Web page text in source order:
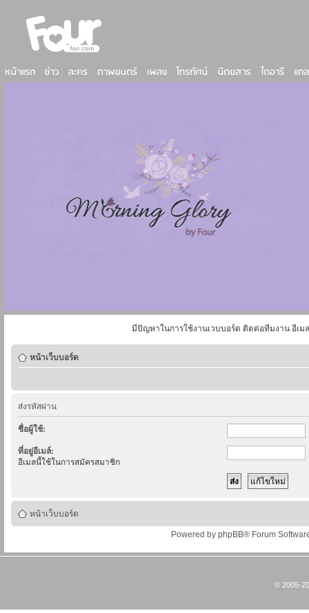
มีปัญหาในการใช้งานเวบบอร์ด ติดต่อทีมงาน อีเม
หน้าเว็บบอร์ด
ส่งรหัสผ่าน
ชื่อผู้ใช้:
ที่อยู่อีเมล์:
อีเมลนี้ใช้ในการสมัครสมาชิก
หน้าเว็บบอร์ด
Powered by phpBB® Forum
© 2005-